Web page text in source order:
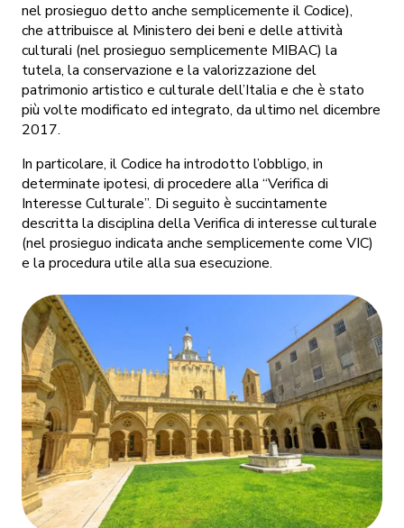
nel prosieguo detto anche semplicemente il Codice),
che attribuisce al Ministero dei beni e delle attività
culturali (nel prosieguo semplicemente MIBAC) la
tutela, la conservazione e la valorizzazione del
patrimonio artistico e culturale dell’Italia e che è stato
più volte modificato ed integrato, da ultimo nel dicembre
2017.
In particolare, il Codice ha introdotto l’obbligo, in
determinate ipotesi, di procedere alla “Verifica di
Interesse Culturale”. Di seguito è succintamente
descritta la disciplina della Verifica di interesse culturale
(nel prosieguo indicata anche semplicemente come VIC)
e la procedura utile alla sua esecuzione.